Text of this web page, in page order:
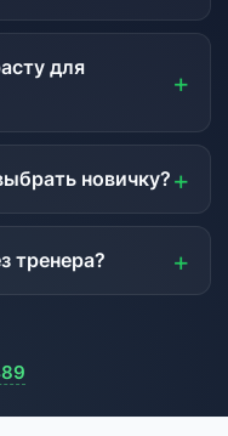
для
новичку?
тренера?